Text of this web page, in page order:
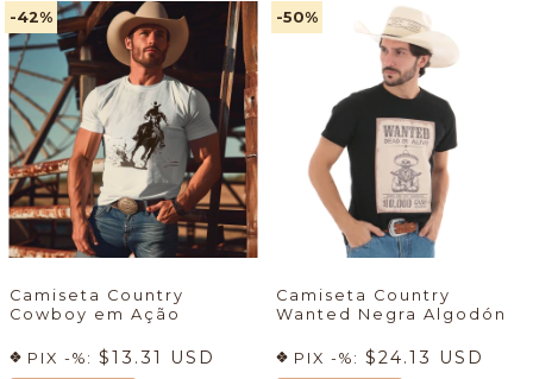
-42%
Camiseta Country
Cowboy em Ação
PIX -%: $13.31 USD
-50%
Camiseta Country
Wanted Negra Algodón
PIX -%: $24.13 USD